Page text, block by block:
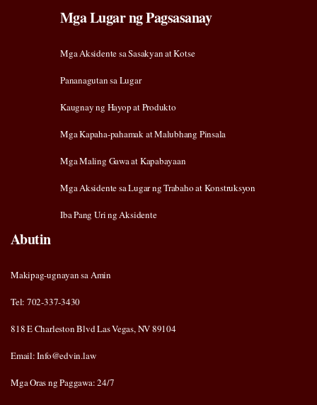
Mga Lugar ng Pagsasanay
Mga Aksidente sa Sasakyan at Kotse
Pananagutan sa Lugar
Kaugnay ng Hayop at Produkto
Mga Kapaha-pahamak at Malubhang Pinsala
Mga Maling Gawa at Kapabayaan
Mga Aksidente sa Lugar ng Trabaho at Konstruksyon
Iba Pang Uri ng Aksidente
Abutin
Makipag-ugnayan sa Amin
Tel: 702-337-3430
818 E Charleston Blvd Las Vegas, NV 89104
Email: Info@edvin.law
Mga Oras ng Paggawa: 24/7